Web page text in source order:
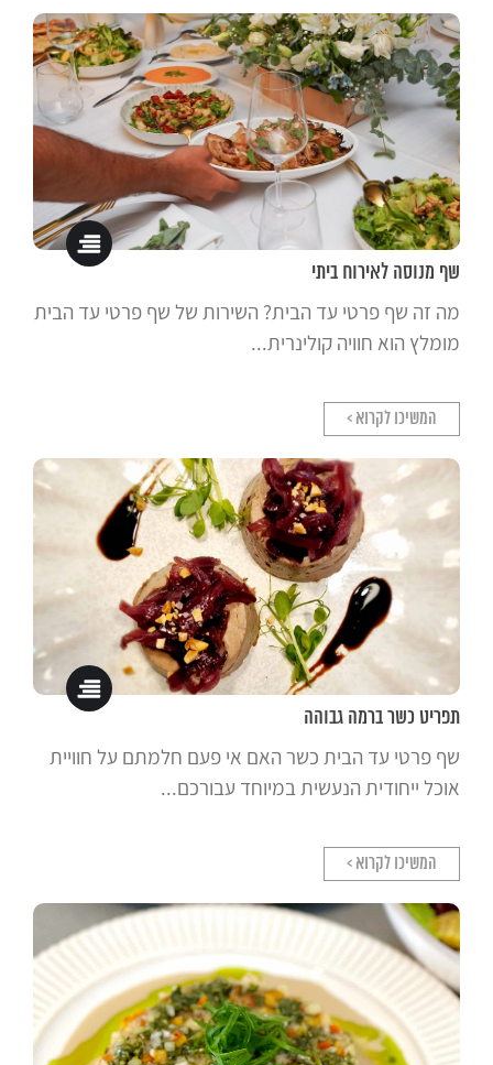
שף מנוסה לאירוח ביתי
מה זה שף פרטי עד הבית? השירות של שף פרטי עד הבית
מומלץ הוא חוויה קולינרית...
המשיכו לקרוא >
תפריט כשר ברמה גבוהה
שף פרטי עד הבית כשר האם אי פעם חלמתם על חוויית
אוכל ייחודית הנעשית במיוחד עבורכם...
המשיכו לקרוא >